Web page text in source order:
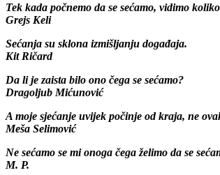
Tek kada počnemo da se sećamo, vidimo
Grejs Keli
Sećanja su sklona izmišljanju događaja.
Kit Ričard
Da li je zaista bilo ono čega se sećamo?
Dragoljub Mićunović
A moje sjećanje uvijek počinje od kraja, ne
Meša Selimović
Ne sećamo se mi onoga čega želimo da se
M. P.